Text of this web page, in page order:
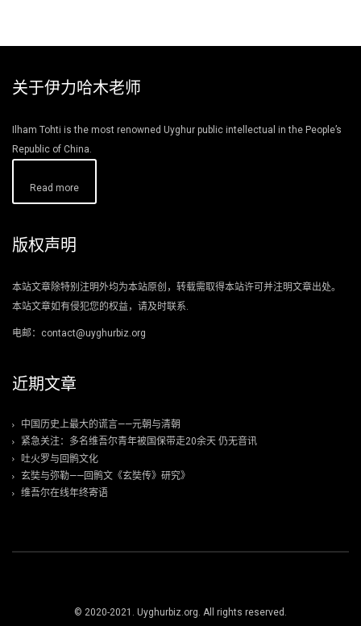
关于伊力哈木老师
Ilham Tohti is the most renowned Uyghur public intellectual in the People’s
Republic of China.
Read more
版权声明
本站文章除特别注明外均为本站原创，转载需取得本站许可并注明文章出处。
本站文章如有侵犯您的权益，请及时联系.
电邮：contact@uyghurbiz.org
近期文章
中国历史上最大的谎言——元朝与清朝
紧急关注：多名维吾尔青年被国保带走20余天 仍无音讯
吐火罗与回鹘文化
玄奘与弥勒——回鹘文《玄奘传》研究》
维吾尔在线年终寄语
© 2020-2021. Uyghurbiz.org. All rights reserved.